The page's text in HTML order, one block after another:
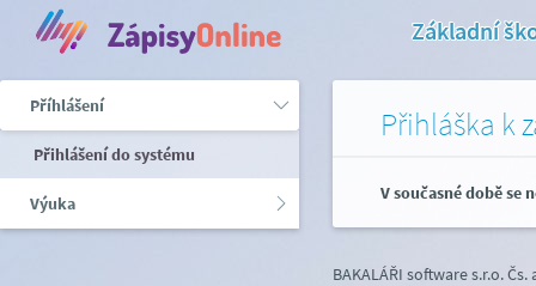
Základní
Příhlášení
Přihlášení do systému
Výuka
Přihláška k
V současné době se
BAKALÁŘI software s.r.o.Čs.